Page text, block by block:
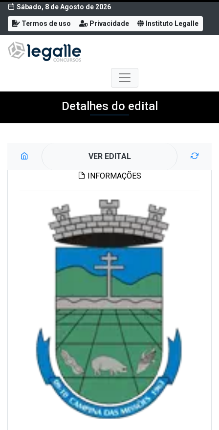
Sábado, 8 de Agosto de 2026
Termos de uso Privacidade Instituto Legalle
Detalhes do edital
VER EDITAL
INFORMAÇÕES